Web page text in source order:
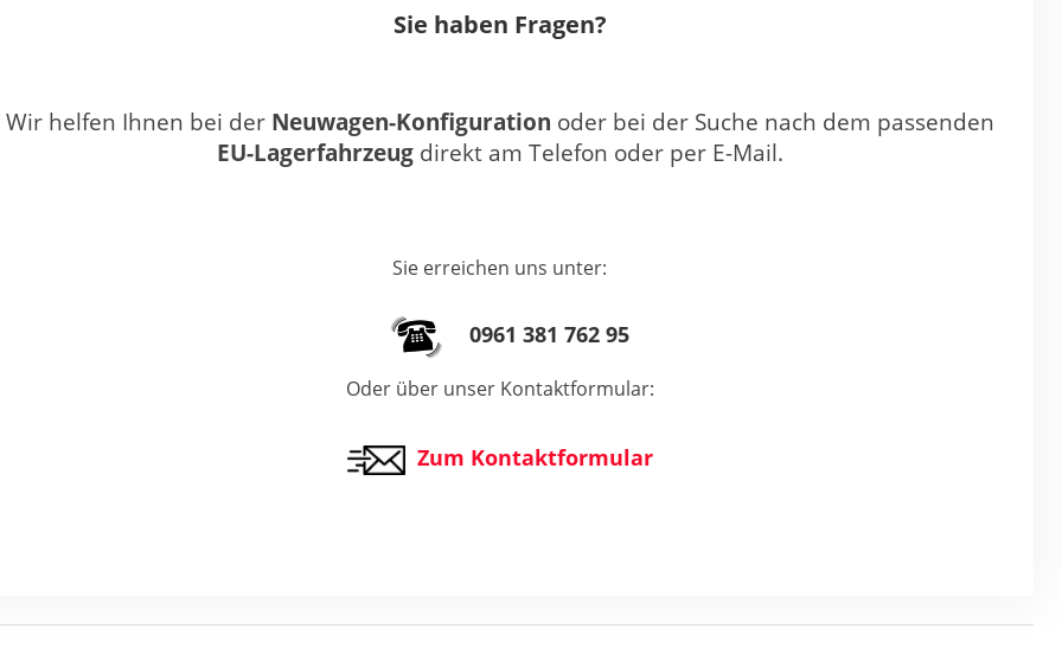
Sie haben Fragen?
Wir helfen Ihnen bei der Neuwagen-Konfiguration oder bei der Suche nach dem passenden
EU-Lagerfahrzeugdirekt am Telefon oder per E-Mail.
Sie erreichen uns unter:
0961 381 762 95
Oder über unser Kontaktformular:
Zum Kontaktformular